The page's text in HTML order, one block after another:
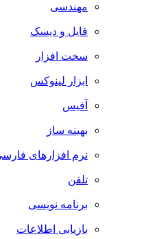
مهندسی
فایل و دیسک
سخت افزار
ابزار لینوکس
آفیس
بهینه ساز
نرم افزارهای فارسی
تلفن
برنامه نویسی
بازیابی اطلاعات